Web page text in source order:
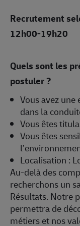
Recrutement
12h00-19h20
Quels sont les
postuler ?
Vous avez
dans la
Vous êtes
Vous êtes
Localisation :
Au-delà des
recherchons un
Résultats. Notre
permettra de
métiers et nos